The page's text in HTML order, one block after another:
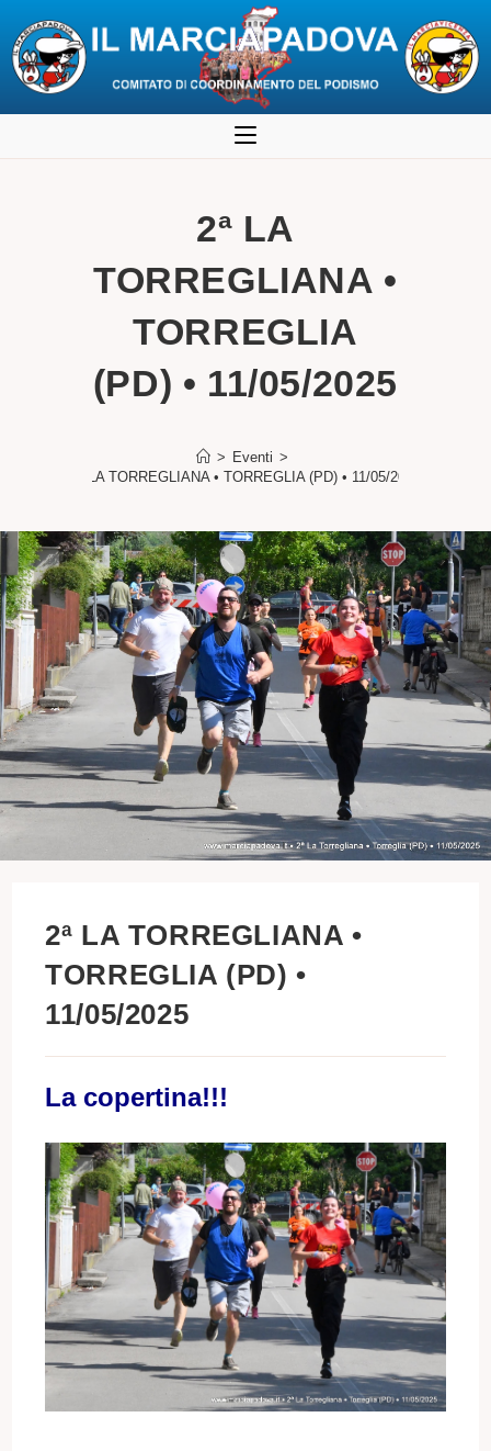
al
2ª LA
TORREGLIANA •
TORREGLIA
(PD) • 11/05/2025
> Eventi >
2ª LA TORREGLIANA • TORREGLIA (PD) • 11/05/2025
2ª LA TORREGLIANA •
TORREGLIA (PD) •
11/05/2025
La copertina!!!